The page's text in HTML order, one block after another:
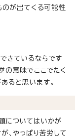
のが出てくる可能性
きているならです
の意味でここでたく
ると思います。
についてはいかが
、やっぱり苦労して